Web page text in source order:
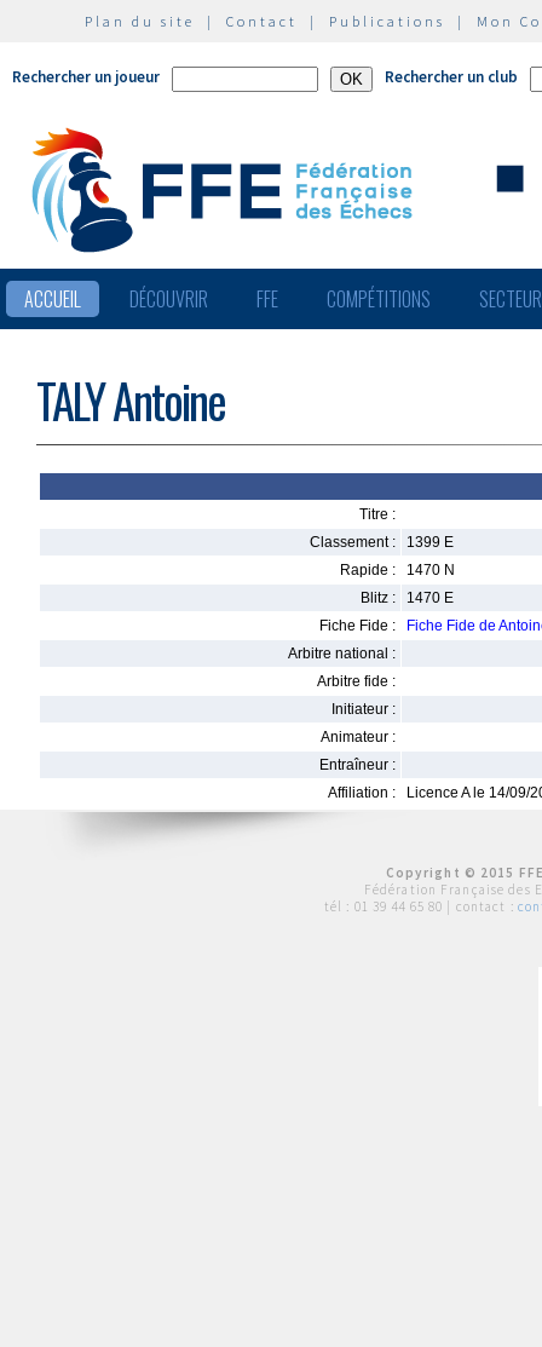
Plan du site | Contact | Publications | Mon
Rechercher un joueur Rechercher un club
ACCUEIL DÉCOUVRIR FFE COMPÉTITIONS
TALY Antoine
Titre :
Classement :
1399 E
Rapide :
1470 N
Blitz :
1470 E
Fiche Fide :
Fiche Fide de
Arbitre national :
Arbitre fide :
Initiateur :
Animateur :
Entraîneur :
Affiliation :
Licence A le 14/09/
Copyright © 2015
Fédération Française des
tél : 01 39 44 65 80 | contact :